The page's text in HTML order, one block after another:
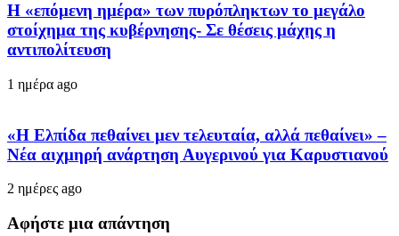
Η «επόμενη ημέρα» των πυρόπληκτων το μεγάλο
στοίχημα της κυβέρνησης- Σε θέσεις μάχης η
αντιπολίτευση
1 ημέρα ago
«Η Ελπίδα πεθαίνει μεν τελευταία, αλλά πεθαίνει» –
Νέα αιχμηρή ανάρτηση Αυγερινού για Καρυστιανού
2 ημέρες ago
Αφήστε μια απάντηση